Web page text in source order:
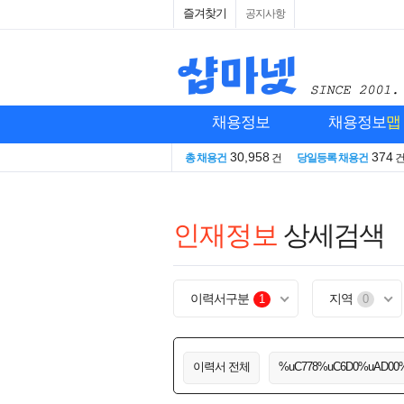
즐겨찾기 공지사항
채용정보 채용정보맵
총 채용건 30,958 건 당일등록 채용건 374 건
인재정보 상세검색
이력서구분 1 지역 0
이력서 전체